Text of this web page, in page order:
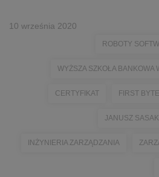
10 września 2020
ROBOTY
WYŻSZA SZKOŁA BANKOWA
CERTYFIKAT FIRST BYTE
JANUSZ SASAK
INŻYNIERIA ZARZĄDZANIA